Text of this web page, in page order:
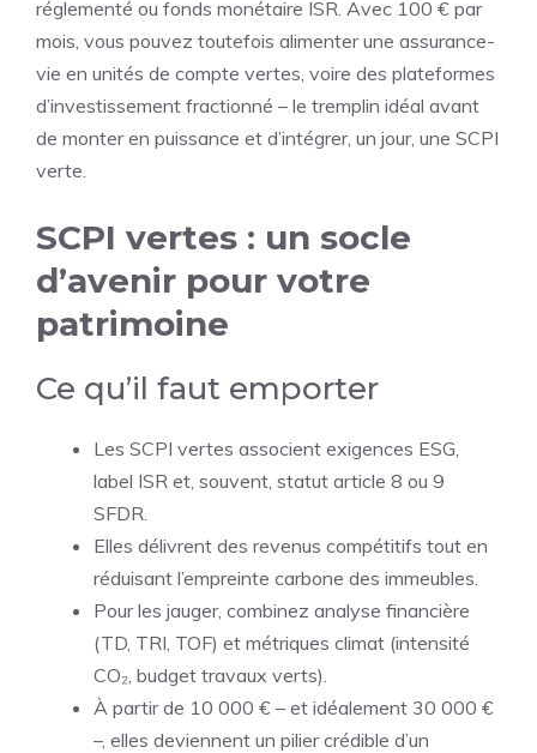
réglementé ou fonds monétaire ISR. Avec 100 € par
mois, vous pouvez toutefois alimenter une assurance-
vie en unités de compte vertes, voire des plateformes
d’investissement fractionné – le tremplin idéal avant
de monter en puissance et d’intégrer, un jour, une SCPI
verte.
SCPI vertes : un socle
d’avenir pour votre
patrimoine
Ce qu’il faut emporter
Les SCPI vertes associent exigences ESG,
label ISR et, souvent, statut article 8 ou 9
SFDR.
Elles délivrent des revenus compétitifs tout en
réduisant l’empreinte carbone des immeubles.
Pour les jauger, combinez analyse financière
(TD, TRI, TOF) et métriques climat (intensité
CO₂, budget travaux verts).
À partir de 10 000 € – et idéalement 30 000 €
–, elles deviennent un pilier crédible d’un